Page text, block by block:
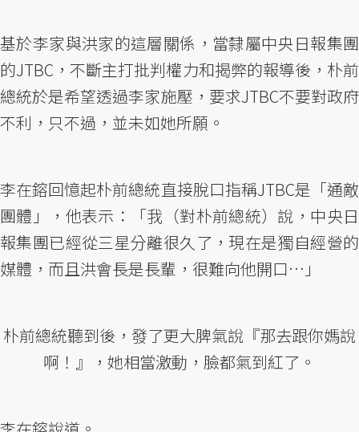
基於李家與洪家的這層關係，當隸屬中央日報集團
的JTBC，不斷主打批判權力和揭弊的報導後，朴前
總統於是希望透過李家施壓，要求JTBC不要對政府
不利，只不過，並未如她所願。
李在鎔回憶起朴前總統直接脫口指稱JTBC是「通敵
團體」，他表示：「我（對朴前總統）說，中央日
報集團已經從三星分離很久了，現在是獨自經營的
媒體，而且洪會長是長輩，很難向他開口…」
朴前總統聽到後，發了更大脾氣說『那去跟你媽說
啊！』，她相當激動，臉都氣到紅了。